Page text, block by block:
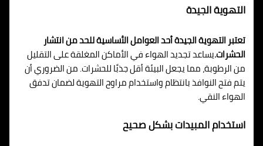
التهوية الجيدة
تعتبر التهوية الجيدة أحد العوامل الأساسية للحد من انتشار
الحشرات.يساعد تجديد الهواء في الأماكن المغلقة على التقليل
من الرطوبة، مما يجعل البيئة أقل جذبًا للحشرات. من الضروري أن
يتم فتح النوافذ بانتظام واستخدام مراوح التهوية لضمان تدفق
الهواء النقي.
استخدام المبيدات بشكل صحيح